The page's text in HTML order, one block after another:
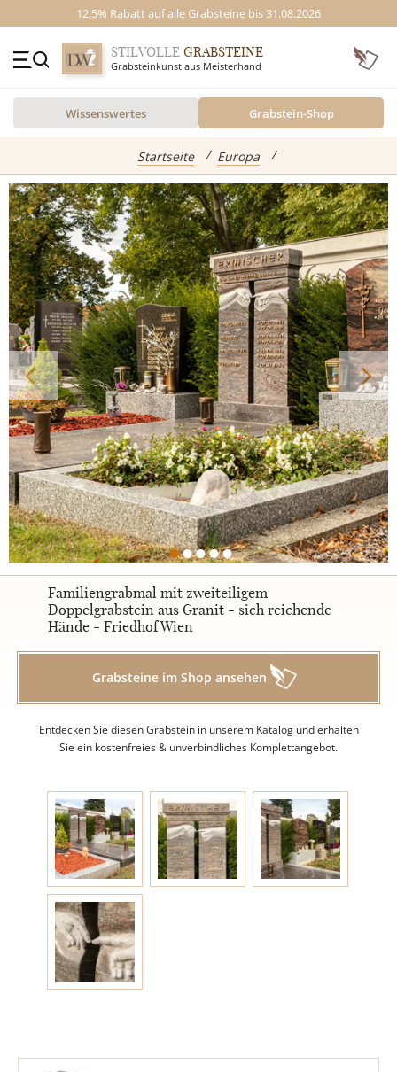
12,5% Rabatt auf alle Grabsteine bis 31.08.2026
Kontakt
GRABSTEINE
Alle Grabsteine
Einzelgrabsteine
Doppelgrabsteine
Kindergrabsteine
Urnengrabsteine
STILE
Klassisch
Romantisch
Modern
Zweiteilig
Engel
Stelen
MOTIVE
STILVOLLE GRABSTEINE
Grabsteinkunst aus Meisterhand
Wissenswertes Grabstein-Shop
Startseite Europa
Inspiration
abgebildete Produkte
Standort
Grabstein Shop
Familiengrabmal mit zweiteiligem
Doppelgrabstein aus Granit - sich reichende
Hände - Friedhof Wien
Grabsteine im Shop ansehen
Entdecken Sie diesen Grabstein in unserem Katalog und erhalten
Sie ein kostenfreies & unverbindliches Komplettangebot.